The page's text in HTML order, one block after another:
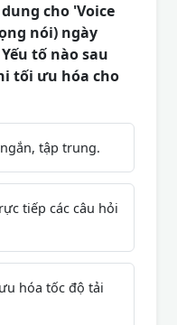
cho 'Voice
nói) ngày
tố nào sau
tối ưu hóa cho
tập trung.
tiếp các câu hỏi
hóa tốc độ tải